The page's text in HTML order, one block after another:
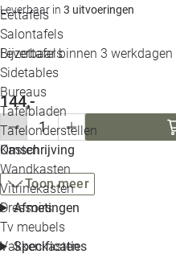
Eettafels
Salontafels
Bijzettafels
Sidetables
Bureaus
Tafelbladen
Tafelonderstellen
Kasten
Wandkasten
Vitrinekasten
Dressoirs
Tv meubels
Vakkenkasten
Leverbaar in 3 uitvoeringen
Leverbaar binnen 3 werkdagen
144,-
Omschrijving
Toon meer
Afmetingen
Specificaties